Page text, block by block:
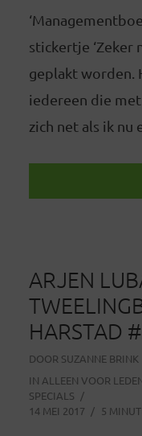
stickertje ‘Zeker
geplakt worden.
iedereen die
zich net als ik nu
ARJEN
HARSTAD
DOOR SUZANNE BRINK
IN ALLEEN VOOR
SPECIALS
14 MEI 2017
5